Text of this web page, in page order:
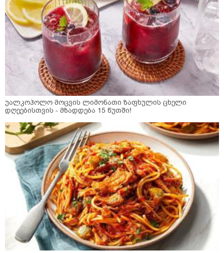
უალკოჰოლო მოცვის ლიმონათი ზაფხულის ცხელი
დღეებისთვის - მზადდება 15 წუთში!